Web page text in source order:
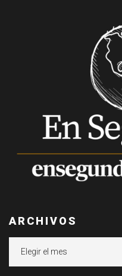
ARCHIVOS